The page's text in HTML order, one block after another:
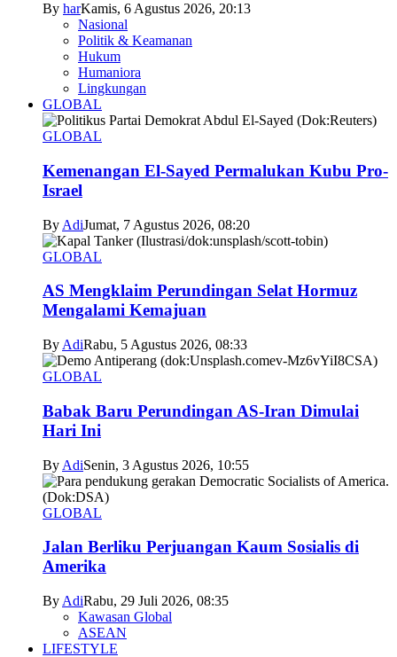
By harKamis, 6 Agustus 2026, 20:13
Nasional
Politik & Keamanan
Hukum
Humaniora
Lingkungan
GLOBAL
GLOBAL
Kemenangan El-Sayed Permalukan Kubu Pro-
Israel
By AdiJumat, 7 Agustus 2026, 08:20
GLOBAL
AS Mengklaim Perundingan Selat Hormuz
Mengalami Kemajuan
By AdiRabu, 5 Agustus 2026, 08:33
GLOBAL
Babak Baru Perundingan AS-Iran Dimulai
Hari Ini
By AdiSenin, 3 Agustus 2026, 10:55
GLOBAL
Jalan Berliku Perjuangan Kaum Sosialis di
Amerika
By AdiRabu, 29 Juli 2026, 08:35
Kawasan Global
ASEAN
LIFESTYLE